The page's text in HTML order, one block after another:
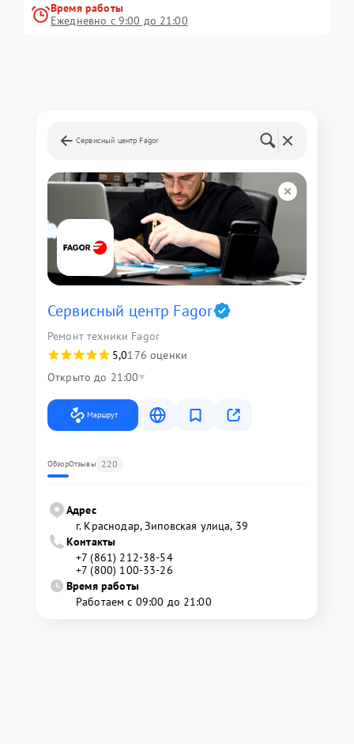
Время работы
Ежедневно с 9:00 до 21:00
Сервисный центр Fagor
Сервисный центр Fagor
Ремонт техники Fagor
5,0176 оценки
Открыто до 21:00
Маршрут
ОбзорОтзывы 220
Адрес
г. Краснодар, Зиповская улица, 39
Контакты
+7 (861) 212-38-54
+7 (800) 100-33-26
Время работы
Работаем с 09:00 до 21:00